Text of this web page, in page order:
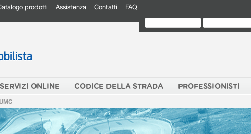
prodotti Assistenza Contatti FAQ
SERVIZI ONLINE CODICE DELLA STRADA PROFESSIONISTI